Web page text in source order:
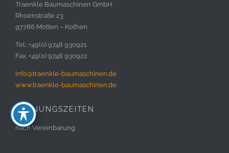
Traenkle Baumaschinen GmbH
Rhoenstraße 23
97786 Motten – Kothen
Tel.: +49(0) 9748 930921
Fax: +49(0) 9748 930922
info@traenkle-baumaschinen.de
www.traenkle-baumaschinen.de
ÖFFNUNGSZEITEN
nach Vereinbarung